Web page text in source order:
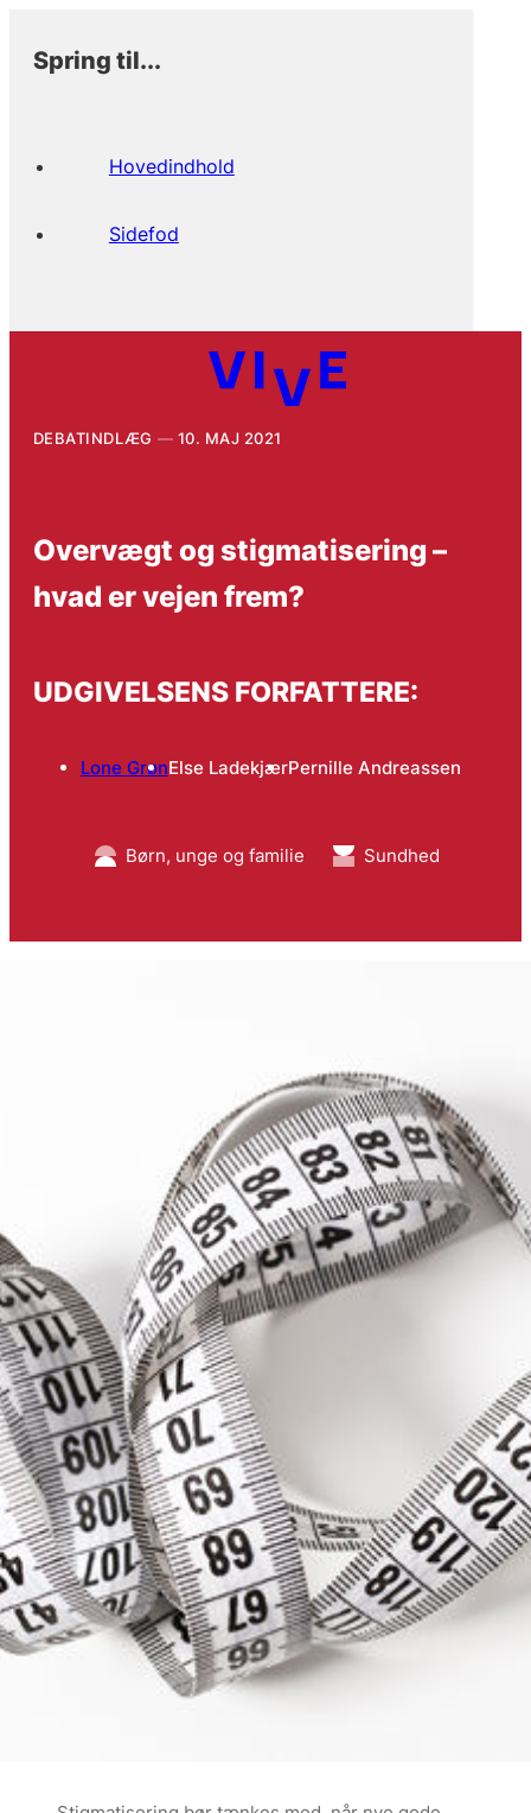
Spring til...
Hovedindhold
Sidefod
DEBATINDLÆG 10. MAJ 2021
Overvægt og stigmatisering –
hvad er vejen frem?
UDGIVELSENS FORFATTERE:
Lone GrønElse LadekjærPernille Andreassen
Børn, unge og familie Sundhed